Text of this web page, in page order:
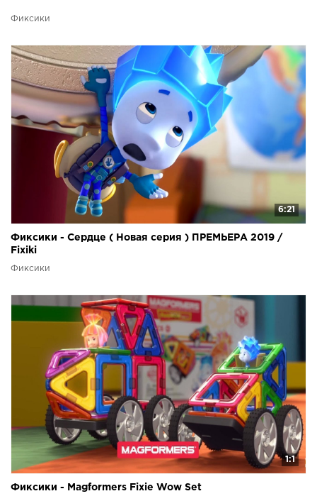
Фиксики
6:21
Фиксики - Сердце ( Новая серия ) ПРЕМЬЕРА 2019 /
Fixiki
Фиксики
1:1
Фиксики - Magformers Fixie Wow Set